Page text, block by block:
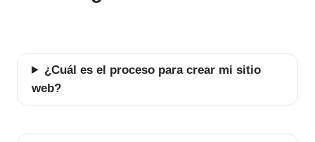
¿Cuál es el proceso para crear mi sitio
web?